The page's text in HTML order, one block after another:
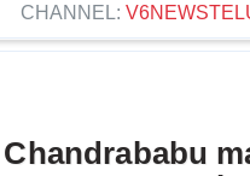
CHANNEL: